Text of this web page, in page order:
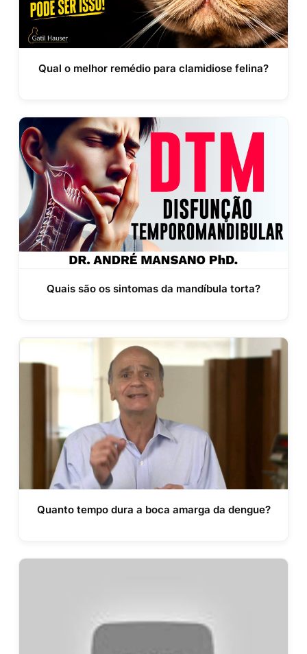
Qual o melhor remédio para clamidiose felina?
Quais são os sintomas da mandíbula torta?
Quanto tempo dura a boca amarga da dengue?